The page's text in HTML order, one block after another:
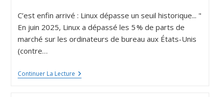
C’est enfin arrivé : Linux dépasse un seuil historique... "
En juin 2025, Linux a dépassé les 5 % de parts de
marché sur les ordinateurs de bureau aux États-Unis
(contre…
Continuer La Lecture